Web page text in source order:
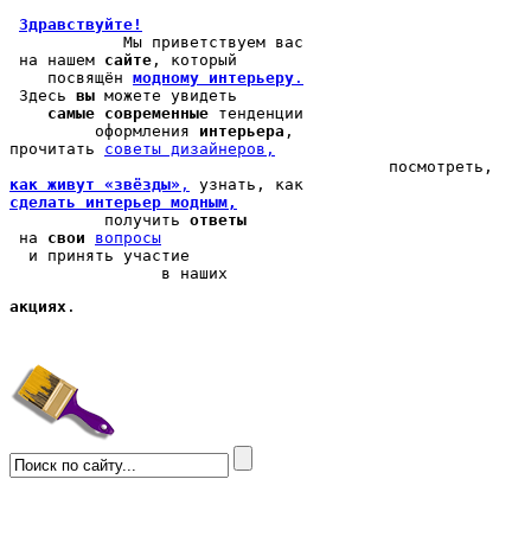
Здравствуйте!
            Мы
приветствуем вас
на нашем сайте , который
    посвящён
модному интерьеру .
Здесь вы можете увидеть
самые современные тенденции
         оформления
интерьера ,
прочитать cоветы дизайнеров,
как живут «звёзды» ,
сделать интерьер модным,
          получить
ответы
на свои
вопросы
  и принять участие
                в наших
акциях .